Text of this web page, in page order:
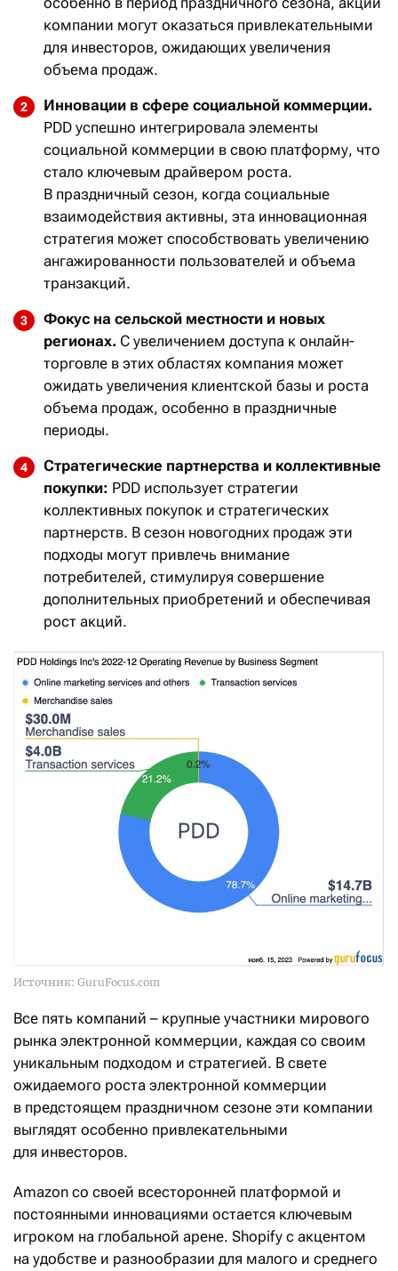
компании могут оказаться привлекательными
для инвесторов, ожидающих увеличения
объема продаж.
Инновации в сфере социальной коммерции.
PDD успешно интегрировала элементы
социальной коммерции в свою платформу, что
стало ключевым драйвером роста.
В праздничный сезон, когда социальные
взаимодействия активны, эта инновационная
стратегия может способствовать увеличению
ангажированности пользователей и объема
транзакций.
Фокус на сельской местности и новых
регионах. С увеличением доступа к онлайн-
торговле в этих областях компания может
ожидать увеличения клиентской базы и роста
объема продаж, особенно в праздничные
периоды.
Стратегические партнерства и коллективные
покупки: PDD использует стратегии
коллективных покупок и стратегических
партнерств. В сезон новогодних продаж эти
подходы могут привлечь внимание
потребителей, стимулируя совершение
дополнительных приобретений и обеспечивая
рост акций.
Источник: GuruFocus.com
Все пять компаний – крупные участники мирового
рынка электронной коммерции, каждая со своим
уникальным подходом и стратегией. В свете
ожидаемого роста электронной коммерции
в предстоящем праздничном сезоне эти компании
выглядят особенно привлекательными
для инвесторов.
Amazon со своей всесторонней платформой и
постоянными инновациями остается ключевым
игроком на глобальной арене. Shopify с акцентом
на удобстве и разнообразии для малого и среднего